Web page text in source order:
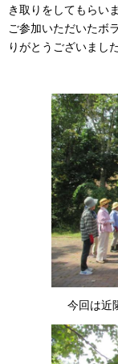
き取りをしてもらい
ご参加いただいたボ
りがとうございました
今回は近